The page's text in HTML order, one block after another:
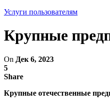
Услуги пользователям
Крупные
On Дек 6, 2023
5
Share
Крупные отечественные